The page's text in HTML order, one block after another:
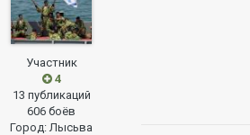
Участник
4
13 публикаций
606 боёв
Город:Лысьва